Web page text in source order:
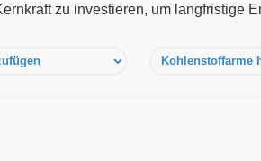
zu investieren, um langfristige